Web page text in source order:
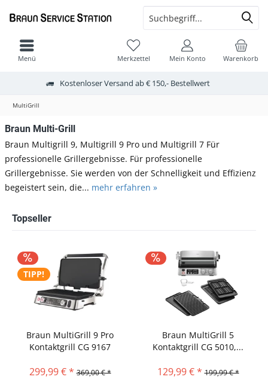
Kostenloser Versand ab € 150,- Bestellwert
Warenkorb
Merkzettel Mein Konto
Menü
MultiGrill
Braun Multi-Grill
Braun Multigrill 9, Multigrill 9 Pro und Multigrill 7 Für
professionelle Grillergebnisse. Für professionelle
Grillergebnisse. Sie werden von der Schnelligkeit und Effizienz
begeistert sein, die... mehr erfahren »
Topseller
TIPP!
Braun MultiGrill 9 Pro
Kontaktgrill CG 9167
299,99 € * 369,00 € *
Braun MultiGrill 5
Kontaktgrill CG 5010,...
129,99 € * 199,99 € *